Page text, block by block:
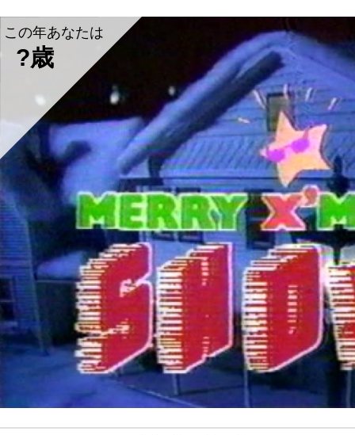
この年あなたは
?歳